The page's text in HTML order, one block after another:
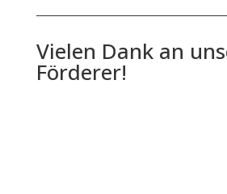
Vielen Dank an
Förderer!